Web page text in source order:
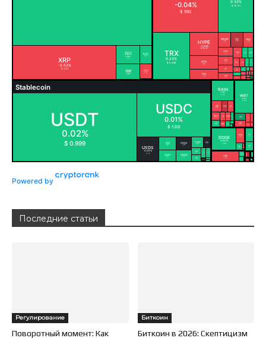
Powered by
Последние статьи
Регулирование
Поворотный момент: Как
Биткоин
Биткоин в 2026: Скептицизм